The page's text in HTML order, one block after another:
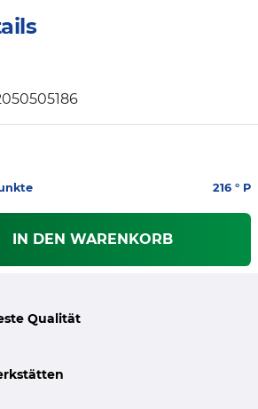
216 ° P
IN DEN WARENKORB
Qualität